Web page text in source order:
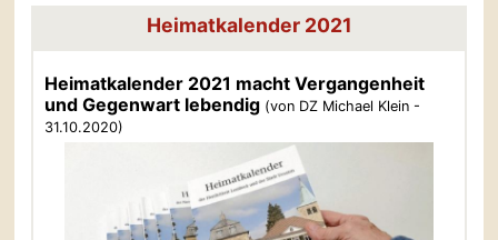
Heimatkalender 2021
Heimatkalender 2021 macht Vergangenheit
und Gegenwart lebendig (von DZ Michael Klein -
31.10.2020)